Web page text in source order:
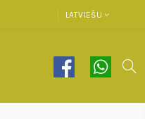
LATVIEŠU